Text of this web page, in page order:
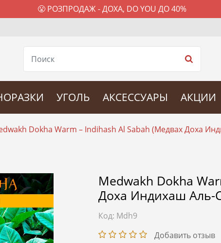
😤 РОЗПРОДАЖ - ДОХА, DO YOU ДО 40%
УГОЛЬ АКСЕССУАРЫ АКЦИИ
Dokha Warm – Indihash Al Sabah (Медвах Доха
Medwakh Dokha
Доха Индихаш Аль-
Код: Mdh9
Добавить отзыв